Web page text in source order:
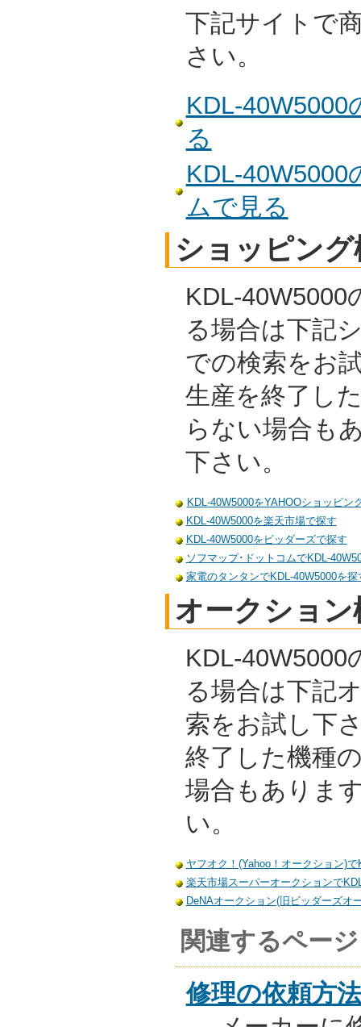
下記サイトで
さい。
KDL-40W5000
る
KDL-40W5000
ムで見る
ショッピング
KDL-40W5000
る場合は下記
での検索をお
生産を終了し
らない場合も
下さい。
KDL-40W5000をYAHOOショッピン
KDL-40W5000を楽天市場で探す
KDL-40W5000をビッダーズで探す
ソフマップ･ドットコムでKDL-
家電のタンタンでKDL-40W5000を探
オークション
KDL-40W5000
る場合は下記
索をお試し下
終了した機種
場合もありま
い。
ヤフオク！(Yahoo！オークション)
楽天市場スーパーオークションで
DeNAオークション(旧ビッダーズオ
関連するページ
修理の依頼方法